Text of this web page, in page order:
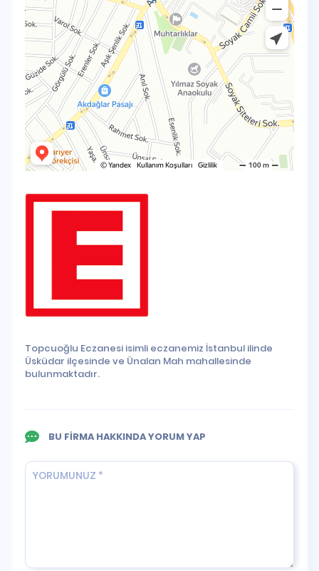
Topcuoğlu Eczanesi isimli eczanemiz İstanbul ilinde
Üsküdar ilçesinde ve Ünalan Mah mahallesinde
bulunmaktadır.
BU FİRMA HAKKINDA YORUM YAP